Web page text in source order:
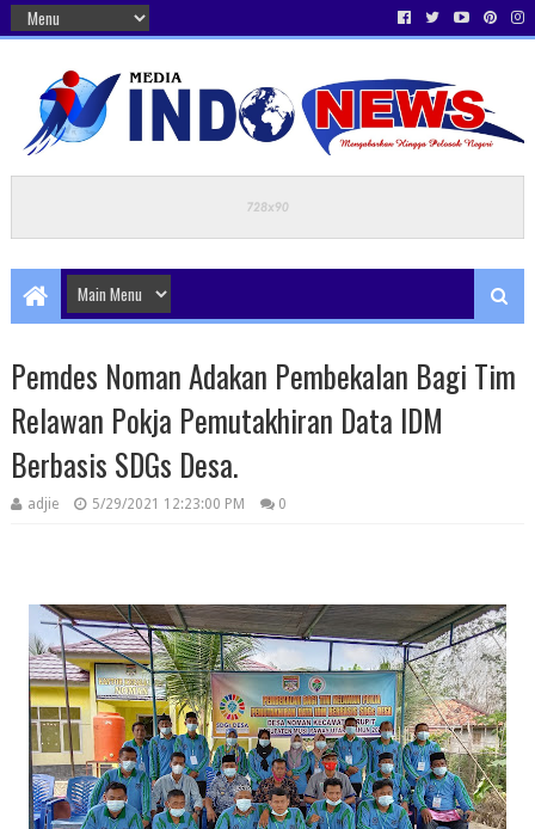
Pemdes Noman Adakan Pembekalan Bagi Tim
Relawan Pokja Pemutakhiran Data IDM
Berbasis SDGs Desa.
adjie 5/29/2021 12:23:00 PM 0